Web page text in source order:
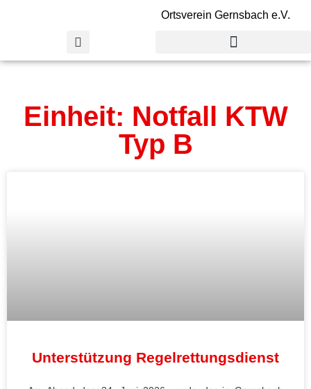
Ortsverein Gernsbach e.V.
Einheit: Notfall KTW
Typ B
Unterstützung Regelrettungsdienst